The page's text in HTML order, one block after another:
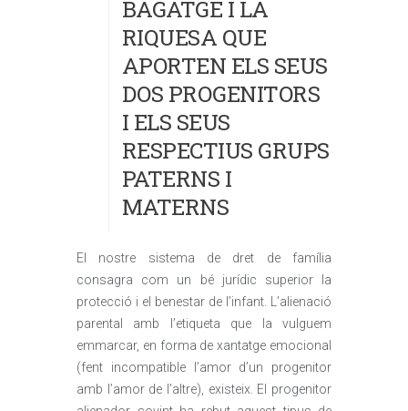
BAGATGE I LA
RIQUESA QUE
APORTEN ELS SEUS
DOS PROGENITORS
I ELS SEUS
RESPECTIUS GRUPS
PATERNS I
MATERNS
El nostre sistema de dret de família
consagra com un bé jurídic superior la
protecció i el benestar de l’infant. L’alienació
parental amb l’etiqueta que la vulguem
emmarcar, en forma de xantatge emocional
(fent incompatible l’amor d’un progenitor
amb l’amor de l’altre), existeix. El progenitor